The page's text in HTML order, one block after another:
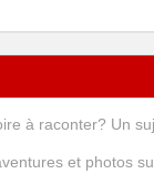
à raconter? Un
et photos